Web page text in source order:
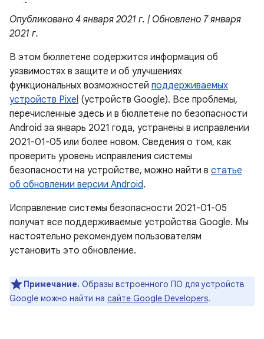
Опубликовано 4 января 2021 г. | Обновлено 7 января
2021 г.
В этом бюллетене содержится информация об
уязвимостях в защите и об улучшениях
функциональных возможностей поддерживаемых
устройств Pixel (устройств Google). Все проблемы,
перечисленные здесь и в бюллетене по безопасности
Android за январь 2021 года, устранены в исправлении
2021-01-05 или более новом. Сведения о том, как
проверить уровень исправления системы
безопасности на устройстве, можно найти в статье
об обновлении версии Android.
Исправление системы безопасности 2021-01-05
получат все поддерживаемые устройства Google. Мы
настоятельно рекомендуем пользователям
установить это обновление.
Примечание. Образы встроенного ПО для устройств
Google можно найти на сайте Google Developers.